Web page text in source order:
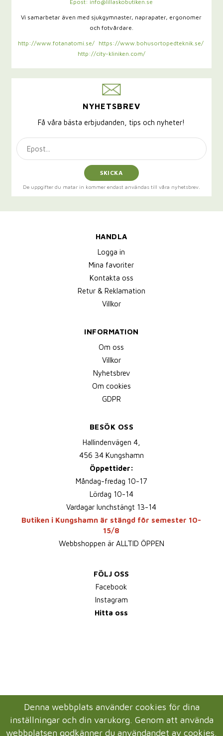
Epost: info@lillaskobutiken.se
Vi samarbetar även med sjukgymnaster, naprapater, ergonomer
och fotvårdare.
http://www.fotanatomi.se/
https://www.bohusortopedteknik.se/
http://city-kliniken.com/
NYHETSBREV
Få våra bästa erbjudanden, tips och nyheter!
SKICKA
De uppgifter du matar in kommer endast användas till våra nyhetsbrev.
HANDLA
Logga in
Mina favoriter
Kontakta oss
Retur & Reklamation
Villkor
INFORMATION
Om oss
Villkor
Nyhetsbrev
Om cookies
GDPR
BESÖK OSS
Hallindenvägen 4,
456 34 Kungshamn
Öppettider:
Måndag-fredag 10-17
Lördag 10-14
Vardagar lunchstängt 13-14
Butiken i Kungshamn är stängd för semester 10-
15/8
Webbshoppen är ALLTID ÖPPEN
FÖLJ OSS
Facebook
Instagram
Hitta oss
Denna webbplats använder cookies för dina
inställningar och din varukorg. Genom att använda
webbplatsen godkänner du användandet av cookies.